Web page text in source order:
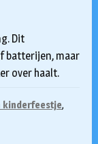
Dit
batterijen, maar
over haalt.
kinderfeestje,